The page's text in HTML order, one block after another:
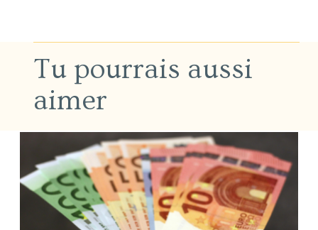
Tu pourrais aussi
aimer